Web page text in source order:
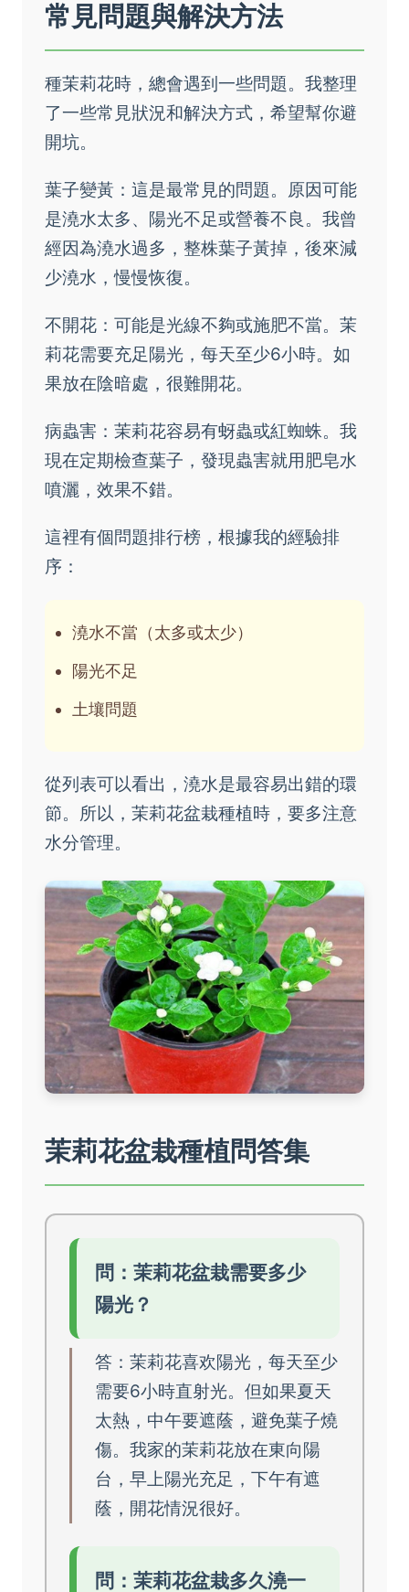
常見問題與解決方法
種茉莉花時，總會遇到一些問題。我整理
了一些常見狀況和解決方式，希望幫你避
開坑。
葉子變黃：這是最常見的問題。原因可能
是澆水太多、陽光不足或營養不良。我曾
經因為澆水過多，整株葉子黃掉，後來減
少澆水，慢慢恢復。
不開花：可能是光線不夠或施肥不當。茉
莉花需要充足陽光，每天至少6小時。如
果放在陰暗處，很難開花。
病蟲害：茉莉花容易有蚜蟲或紅蜘蛛。我
現在定期檢查葉子，發現蟲害就用肥皂水
噴灑，效果不錯。
這裡有個問題排行榜，根據我的經驗排
序：
澆水不當（太多或太少）
陽光不足
土壤問題
從列表可以看出，澆水是最容易出錯的環
節。所以，茉莉花盆栽種植時，要多注意
水分管理。
茉莉花盆栽種植問答集
問：茉莉花盆栽需要多少
陽光？
答：茉莉花喜欢陽光，每天至少
需要6小時直射光。但如果夏天
太熱，中午要遮蔭，避免葉子燒
傷。我家的茉莉花放在東向陽
台，早上陽光充足，下午有遮
蔭，開花情況很好。
問：茉莉花盆栽多久澆一